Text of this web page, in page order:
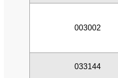
003002
033144